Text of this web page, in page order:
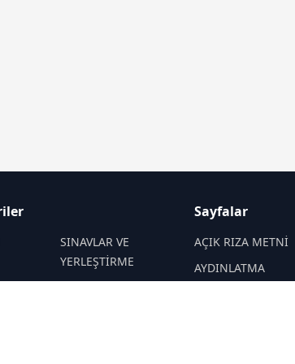
SINAVLAR VE
YERLEŞTİRME
Sayfalar
AÇIK RIZA METNİ
AYDINLATMA